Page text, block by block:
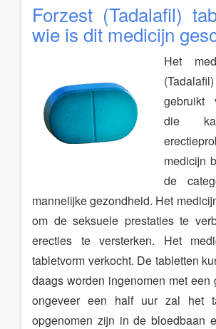
Forzest (Tadalafil)
wie is dit medicijn
Het
gebruikt
die
medicijn
de
mannelijke gezondheid. Het
om de seksuele prestaties te
erecties te versterken. Het
tabletvorm verkocht. De tabletten
daags worden ingenomen met een
ongeveer een half uur zal het
opgenomen zijn in de bloedbaan